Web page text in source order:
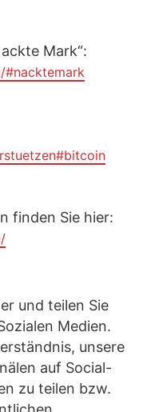
Mark“:
#nacktemark
finden Sie hier:
und teilen Sie
Medien.
unsere
auf Social-
zu teilen bzw.